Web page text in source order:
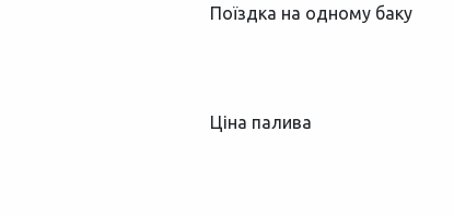
Поїздка на одному баку
Ціна палива